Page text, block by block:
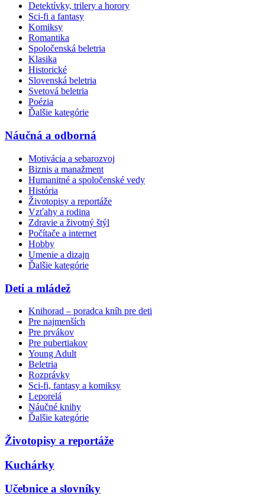
Detektívky, trilery a horory
Sci-fi a fantasy
Komiksy
Romantika
Spoločenská beletria
Klasika
Historické
Slovenská beletria
Svetová beletria
Poézia
Ďalšie kategórie
Náučná a odborná
Motivácia a sebarozvoj
Biznis a manažment
Humanitné a spoločenské vedy
História
Životopisy a reportáže
Vzťahy a rodina
Zdravie a životný štýl
Počítače a internet
Hobby
Umenie a dizajn
Ďalšie kategórie
Deti a mládež
Knihorad – poradca kníh pre deti
Pre najmenších
Pre prvákov
Pre pubertiakov
Young Adult
Beletria
Rozprávky
Sci-fi, fantasy a komiksy
Leporelá
Náučné knihy
Ďalšie kategórie
Životopisy a reportáže
Kuchárky
Učebnice a slovníky